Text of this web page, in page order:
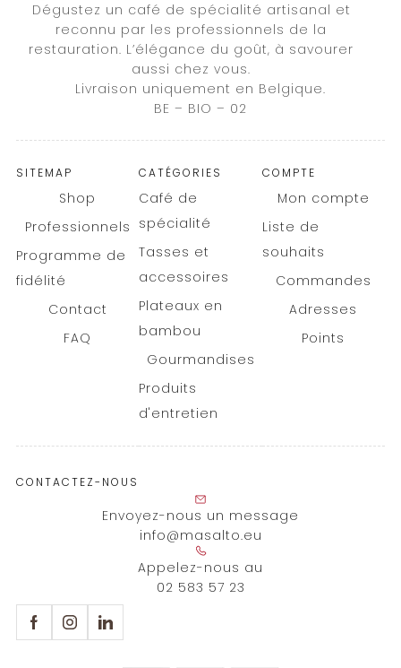
Dégustez un café de spécialité artisanal et
reconnu par les professionnels de la
restauration. L’élégance du goût, à savourer
aussi chez vous.
Livraison uniquement en Belgique.
BE – BIO – 02
SITEMAP
Shop
Professionnels
Programme de
fidélité
Contact
FAQ
CATÉGORIES
Café de
spécialité
Tasses et
accessoires
Plateaux en
bambou
Gourmandises
Produits
d'entretien
COMPTE
Mon compte
Liste de
souhaits
Commandes
Adresses
Points
CONTACTEZ-NOUS
Envoyez-nous un message
info@masalto.eu
Appelez-nous au
02 583 57 23